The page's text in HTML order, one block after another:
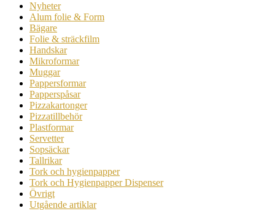
Nyheter
Alum folie & Form
Bägare
Folie & sträckfilm
Handskar
Mikroformar
Muggar
Pappersformar
Papperspåsar
Pizzakartonger
Pizzatillbehör
Plastformar
Servetter
Sopsäckar
Tallrikar
Tork och hygienpapper
Tork och Hygienpapper Dispenser
Övrigt
Utgående artiklar